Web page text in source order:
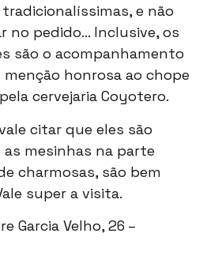
e não
no pedido… Inclusive, os
são o acompanhamento
honrosa ao chope
cervejaria Coyotero.
citar que eles são
mesinhas na parte
charmosas, são bem
super a visita.
Garcia Velho, 26 –